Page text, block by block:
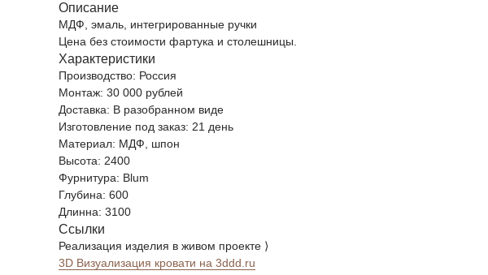
Описание
МДФ, эмаль, интегрированные ручки
Цена без стоимости фартука и столешницы.
Характеристики
Производство: Россия
Монтаж: 30 000 рублей
Доставка: В разобранном виде
Изготовление под заказ: 21 день
Материал: МДФ, шпон
Высота: 2400
Фурнитура: Blum
Глубина: 600
Длинна: 3100
Ссылки
Реализация изделия в живом проекте ⟩
3D Визуализация кровати на 3ddd.ru